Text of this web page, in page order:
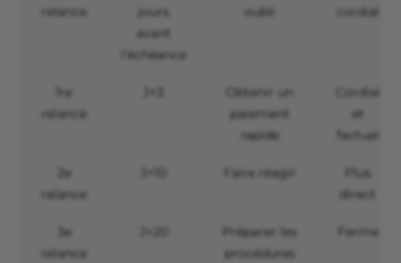
relance
jours
avant
l’échéance
oubli
cordial
re
relance
J+3
Obtenir un
paiement
rapide
Cordial
et
factuel
e
relance
J+10 Faire réagir
Plus
direct
3e
relance
J+20
Préparer les
procédures
Ferme